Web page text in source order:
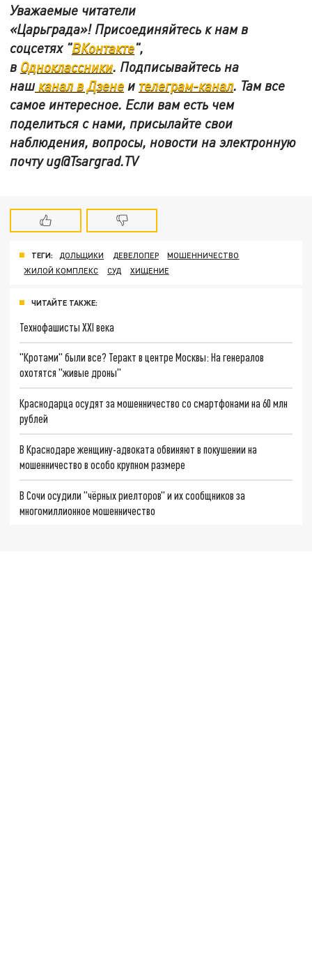
Уважаемые читатели
«Царьграда»! Присоединяйтесь к нам в
соцсетях "ВКонтакте",
в Одноклассники. Подписывайтесь на
наш канал в Дзене и телеграм-канал. Там все
самое интересное. Если вам есть чем
поделиться с нами, присылайте свои
наблюдения, вопросы, новости на электронную
почтуug@Tsargrad.TV
ТЕГИ: ДОЛЬЩИКИ ДЕВЕЛОПЕР
МОШЕННИЧЕСТВО
ЖИЛОЙ КОМПЛЕКС
СУД ХИЩЕНИЕ
ЧИТАЙТЕ ТАКЖЕ:
Технофашисты XXI века
"Кротами" были все? Теракт в центре Москвы: На генералов
охотятся "живые дроны"
Краснодарца осудят за мошенничество со смартфонами на 60 млн
рублей
В Краснодаре женщину-адвоката обвиняют в покушении на
мошенничество в особо крупном размере
В Сочи осудили "чёрных риелторов" и их сообщников за
многомиллионное мошенничество